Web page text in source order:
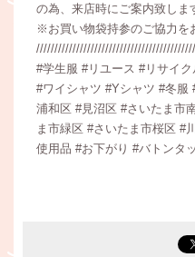
の為、来店時にご案内致しま
※お買い物袋持参のご協力を
#学生服 #リユース #リサイ
#ワイシャツ #Yシャツ #冬服
浦和区 #見沼区 #さいたま市
ま市緑区 #さいたま市桜区 #
使用品 #お下がり #バトンタ